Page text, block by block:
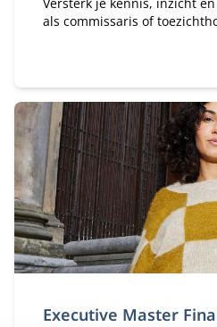
als commissaris of
Executive Master